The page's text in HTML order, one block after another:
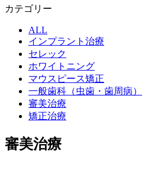
カテゴリー
ALL
インプラント治療
セレック
ホワイトニング
マウスピース矯正
一般歯科（虫歯・歯周病）
審美治療
矯正治療
審美治療